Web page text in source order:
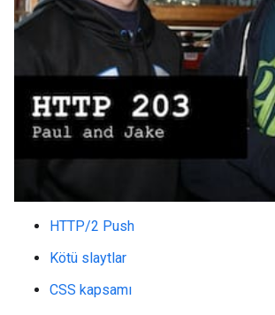
HTTP/2 Push
Kötü slaytlar
CSS kapsamı